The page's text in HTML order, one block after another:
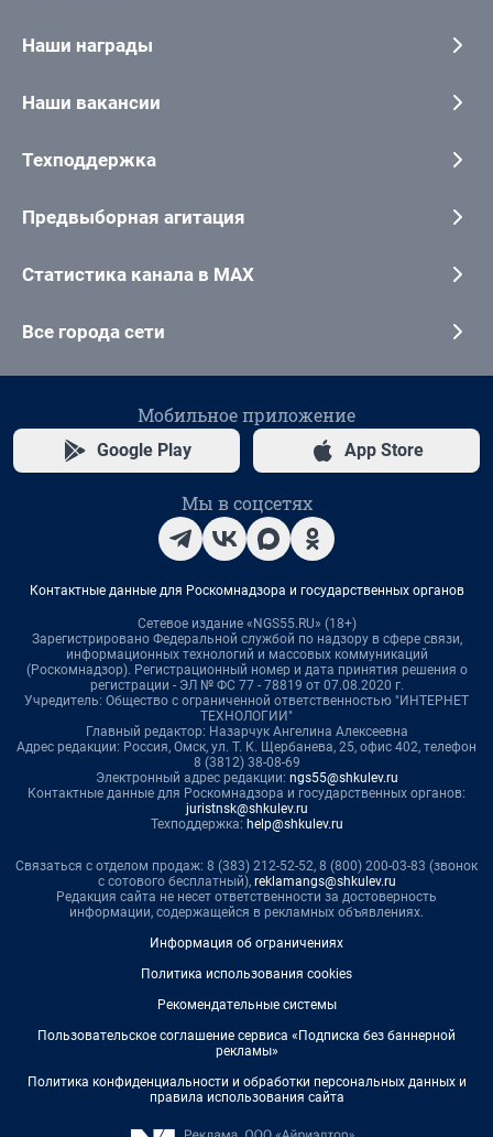
Наши награды
Наши вакансии
Техподдержка
Предвыборная агитация
Статистика канала в MAX
Все города сети
Мобильное приложение
Google Play App Store
Мы в соцсетях
Контактные данные для Роскомнадзора и государственных органов
Сетевое издание «NGS55.RU» (18+)
Зарегистрировано Федеральной службой по надзору в сфере связи,
информационных технологий и массовых коммуникаций
(Роскомнадзор). Регистрационный номер и дата принятия решения о
регистрации - ЭЛ № ФС 77 - 78819 от 07.08.2020 г.
Учредитель: Общество с ограниченной ответственностью "ИНТЕРНЕТ
ТЕХНОЛОГИИ"
Главный редактор: Назарчук Ангелина Алексеевна
Адрес редакции: Россия, Омск, ул. Т. К. Щербанева, 25, офис 402, телефон
8 (3812) 38-08-69
Электронный адрес редакции: ngs55@shkulev.ru
Контактные данные для Роскомнадзора и государственных органов:
juristnsk@shkulev.ru
Техподдержка: help@shkulev.ru
Связаться с отделом продаж: 8 (383) 212-52-52, 8 (800) 200-03-83 (звонок
с сотового бесплатный), reklamangs@shkulev.ru
Редакция сайта не несет ответственности за достоверность
информации, содержащейся в рекламных объявлениях.
Информация об ограничениях
Политика использования cookies
Рекомендательные системы
Пользовательское соглашение сервиса «Подписка без баннерной
рекламы»
Политика конфиденциальности и обработки персональных данных и
правила использования сайта